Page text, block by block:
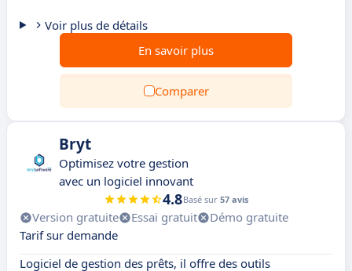
Voir plus de détails
En savoir plus
Comparer
Bryt
Optimisez votre gestion
avec un logiciel innovant
4.8Basé sur 57 avis
Version gratuite Essai gratuit
Démo gratuite
Tarif sur demande
Logiciel de gestion des prêts, il offre des outils